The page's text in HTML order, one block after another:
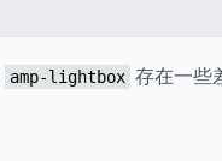
amp-lightbox 存在一些